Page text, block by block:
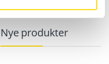
Nye produkter